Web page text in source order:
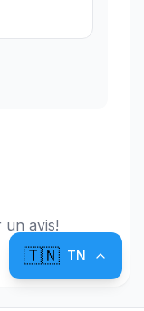
un avis!
🇹🇳 TN